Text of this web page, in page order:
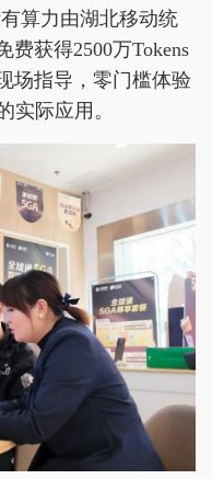
算力由湖北移动统
获得2500万Tokens
场指导，零门槛体验
实际应用。